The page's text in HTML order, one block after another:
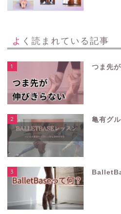
よく読まれている記事
1 つま先
2 亀有グ
3